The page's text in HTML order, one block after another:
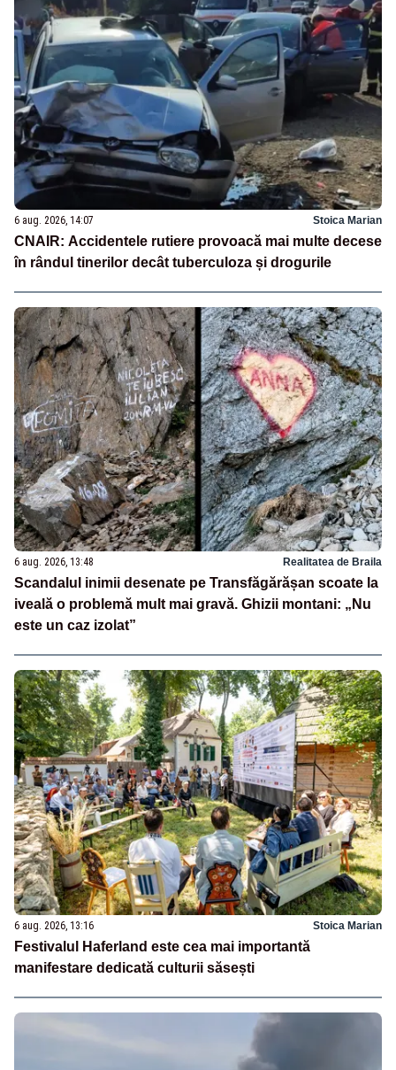
6 aug. 2026, 14:07 Stoica Marian
CNAIR: Accidentele rutiere provoacă mai multe decese
în rândul tinerilor decât tuberculoza și drogurile
6 aug. 2026, 13:48 Realitatea de Braila
Scandalul inimii desenate pe Transfăgărășan scoate la
iveală o problemă mult mai gravă. Ghizii montani: „Nu
este un caz izolat”
6 aug. 2026, 13:16 Stoica Marian
Festivalul Haferland este cea mai importantă
manifestare dedicată culturii săsești